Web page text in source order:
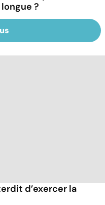
?
d’exercer la